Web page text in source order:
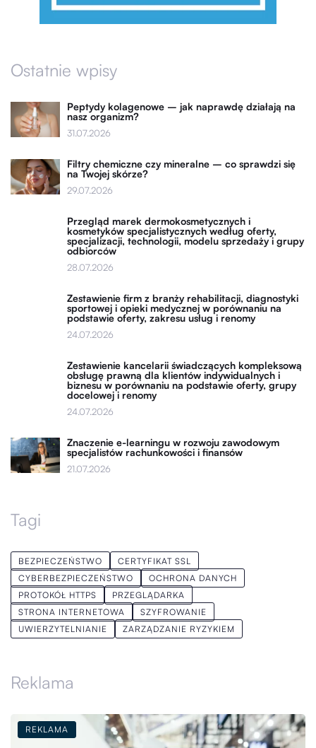
Ostatnie wpisy
Peptydy kolagenowe – jak naprawdę działają na
nasz organizm?
31.07.2026
Filtry chemiczne czy mineralne – co sprawdzi się
na Twojej skórze?
29.07.2026
Przegląd marek dermokosmetycznych i
kosmetyków specjalistycznych według oferty,
specjalizacji, technologii, modelu sprzedaży i grupy
odbiorców
28.07.2026
Zestawienie firm z branży rehabilitacji, diagnostyki
sportowej i opieki medycznej w porównaniu na
podstawie oferty, zakresu usług i renomy
24.07.2026
Zestawienie kancelarii świadczących kompleksową
obsługę prawną dla klientów indywidualnych i
biznesu w porównaniu na podstawie oferty, grupy
docelowej i renomy
24.07.2026
Znaczenie e-learningu w rozwoju zawodowym
specjalistów rachunkowości i finansów
21.07.2026
Tagi
BEZPIECZEŃSTWO
CERTYFIKAT SSL
CYBERBEZPIECZEŃSTWO
OCHRONA DANYCH
PROTOKÓŁ HTTPS
PRZEGLĄDARKA
STRONA INTERNETOWA
SZYFROWANIE
UWIERZYTELNIANIE
ZARZĄDZANIE RYZYKIEM
Reklama
REKLAMA